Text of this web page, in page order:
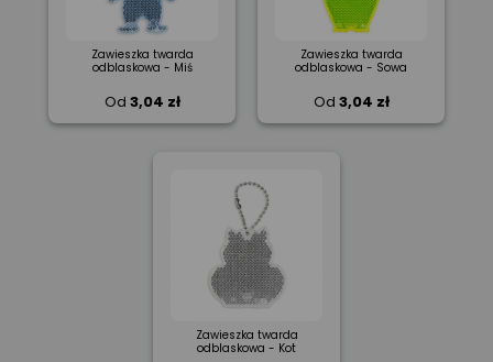
Zawieszka twarda
odblaskowa - Miś
Od 3,04 zł
Zawieszka twarda
odblaskowa - Sowa
Od 3,04 zł
Zawieszka twarda
odblaskowa - Kot